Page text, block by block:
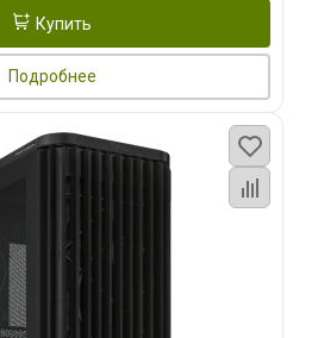
Купить
Подробнее